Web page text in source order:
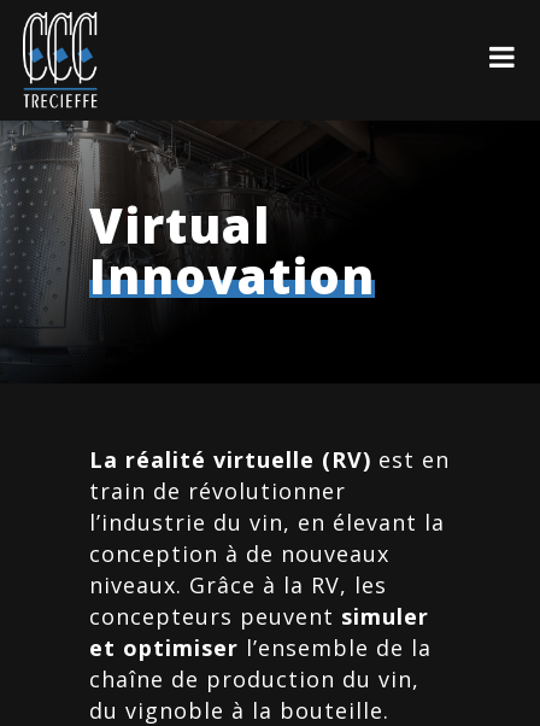
Virtual
Innovation
La réalité virtuelle (RV) est en
train de révolutionner
l’industrie du vin, en élevant la
conception à de nouveaux
niveaux. Grâce à la RV, les
concepteurs peuvent simuler
et optimiser l’ensemble de la
chaîne de production du vin,
du vignoble à la bouteille.